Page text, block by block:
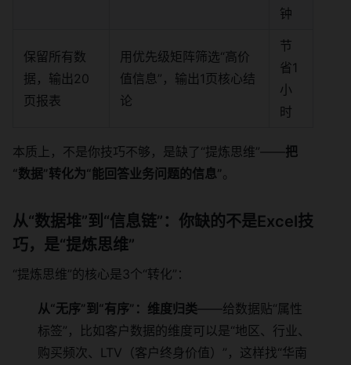
钟
保留所有数
据，输出20
页报表
用优先级矩阵筛选“高价
值信息”，输出1页核心结
论
节
省1
小
时
本质上，不是你技巧不够，是缺了“提炼思维”—— 把
“数据”转化为“能回答业务问题的信息”。
从“数据堆”到“信息链”：你缺的不是Excel技
巧，是“提炼思维”
“提炼思维”的核心是3个“转化”：
从“无序”到“有序”：维度归类 ——给数据贴“属性
标签”，比如客户数据的维度可以是“地区、行业、
购买频次、LTV（客户终身价值）”，这样找“华南